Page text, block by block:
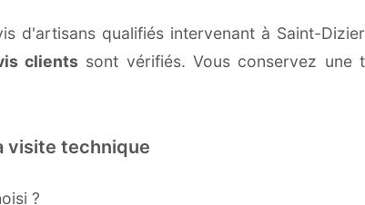
d'artisans qualifiés intervenant à Saint-
clientssont vérifiés. Vous conservez une
visite technique
?